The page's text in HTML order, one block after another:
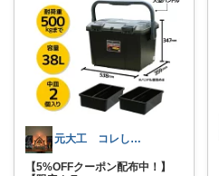
元大工 コレしないでね❌
【5%OFFクーポン配布中！】